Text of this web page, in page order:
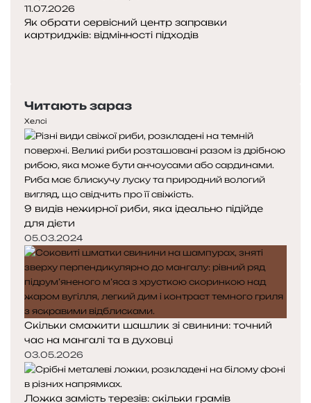
11.07.2026
Як обрати сервісний центр заправки
картриджів: відмінності підходів
Читають зараз
Хелсі
9 видів нежирної риби, яка ідеально підійде
для дієти
05.03.2024
Скільки смажити шашлик зі свинини: точний
час на мангалі та в духовці
03.05.2026
Ложка замість терезів: скільки грамів